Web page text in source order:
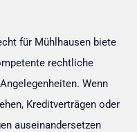
für Mühlhausen biete
rechtliche
Wenn
Kreditverträgen oder
auseinandersetzen